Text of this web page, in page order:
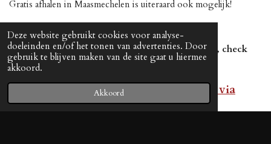
Deze website gebruikt cookies voor analyse-
doeleinden en/of het tonen van advertenties. Door
gebruik te blijven maken van de site gaat u hiermee
akkoord.
Akkoord
Gratis afhalen in Maasmechelen is uiteraard ook mogelijk!
T.I. Voor bestelbevestiging en betaaluitnodiging, check
zeker ook uw ongewenste email.
Voor speciale promo's: Enkel bestellen via
WhatsApp of SMS (+32) 0483 68 48 78